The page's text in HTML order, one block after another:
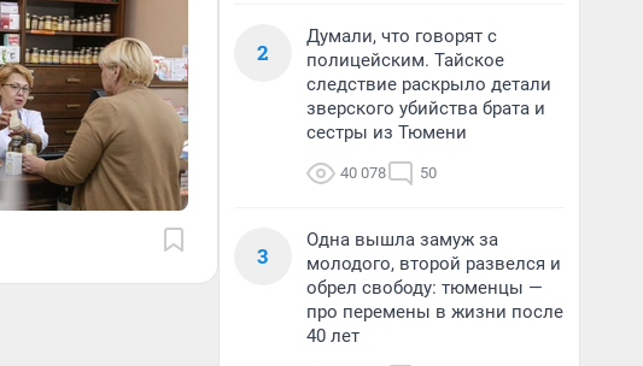
2
Думали, что говорят с
полицейским. Тайское
следствие раскрыло детали
зверского убийства брата и
сестры из Тюмени
40 078 50
3
Одна вышла замуж за
молодого, второй развелся и
обрел свободу: тюменцы —
про перемены в жизни после
40 лет